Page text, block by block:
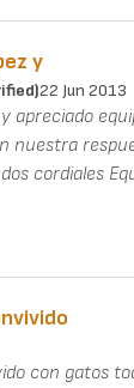
y
22 Jun 2013
apreciado
nuestra
cordiales
con gatos